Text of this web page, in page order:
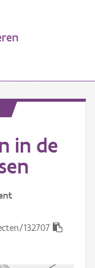
in de
132707